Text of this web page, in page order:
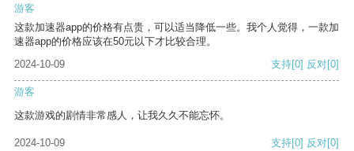
游客
这款加速器app的价格有点贵，可以适当降低一些。我个人觉得，一款加
速器app的价格应该在50元以下才比较合理。
2024-10-09
支持[0] 反对[0]
游客
这款游戏的剧情非常感人，让我久久不能忘怀。
2024-10-09 支持[0] 反对[0]